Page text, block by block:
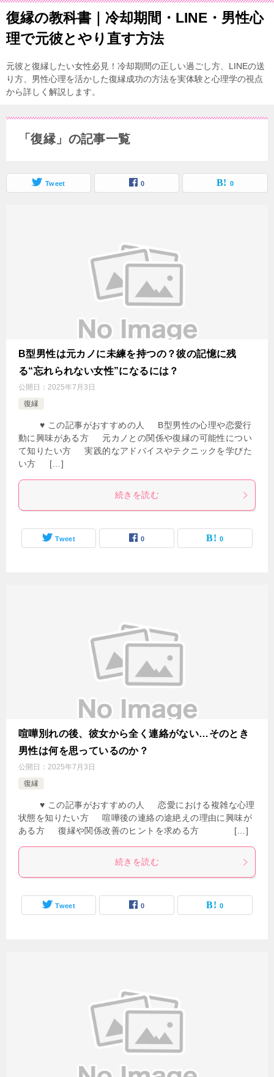
復縁の教科書｜冷却期間・LINE・男性心
理で元彼とやり直す方法
元彼と復縁したい女性必見！冷却期間の正しい過ごし方、LINEの送
り方、男性心理を活かした復縁成功の方法を実体験と心理学の視点
から詳しく解説します。
「復縁」の記事一覧
Tweet 0 0
B型男性は元カノに未練を持つの？彼の記憶に残
る“忘れられない女性”になるには？
公開日： 2025年7月3日
復縁
♥ この記事がおすすめの人 B型男性の心理や恋愛行
動に興味がある方 元カノとの関係や復縁の可能性につい
て知りたい方 実践的なアドバイスやテクニックを学びた
い方 […]
続きを読む
Tweet 0 0
喧嘩別れの後、彼女から全く連絡がない…そのとき
男性は何を思っているのか？
公開日： 2025年7月3日
復縁
♥ この記事がおすすめの人 恋愛における複雑な心理
状態を知りたい方 喧嘩後の連絡の途絶えの理由に興味が
ある方 復縁や関係改善のヒントを求める方 […]
続きを読む
Tweet 0 0